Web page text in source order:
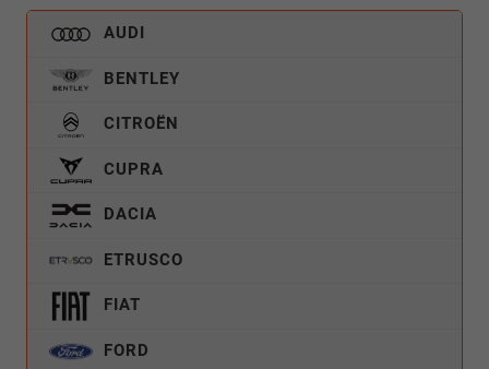
AUDI
BENTLEY
CITROËN
CUPRA
DACIA
ETRUSCO
FIAT
FORD